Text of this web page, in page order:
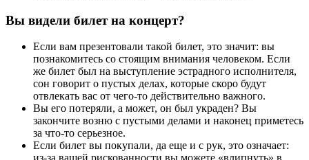
Вы видели билет на концерт?
Если вам презентовали такой билет, это значит: вы
познакомитесь со стоящим внимания человеком. Если
же билет был на выступление эстрадного исполнителя,
сон говорит о пустых делах, которые скоро будут
отвлекать вас от чего-то действительно важного.
Вы его потеряли, а может, он был украден? Вы
закончите возню с пустыми делами и наконец приметесь
за что-то серьезное.
Если билет вы покупали, да еще и с рук, это означает: